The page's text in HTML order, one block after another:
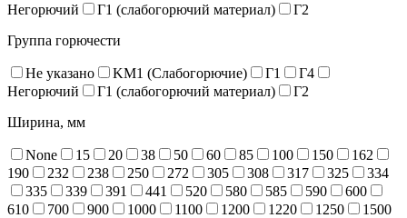
Негорючий
Г1 (слабогорючий материал)
Г2
Группа горючести
Не указано KM1 (Слабогорючие) Г1
Г4
Негорючий
Г1 (слабогорючий материал)
Г2
Ширина, мм
None 15 20 38 50 60 85 100 150
162
190
232 238 250 272 305 308 317 325
334
335
339 391 441 520 580 585 590
600
610
700 900 1000 1100 1200 1220 1250
1500